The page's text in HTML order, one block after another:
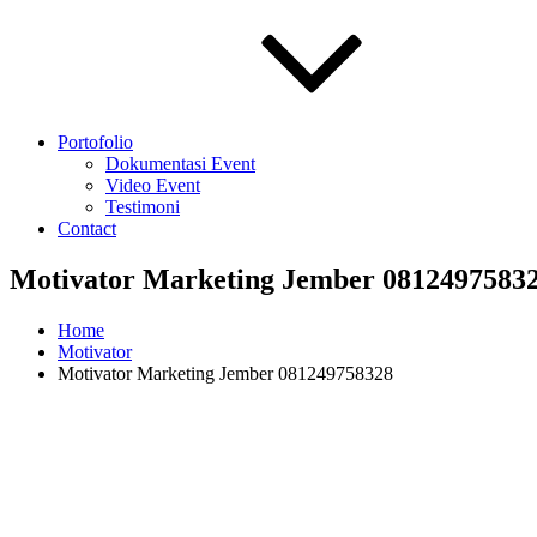
Portofolio
Dokumentasi Event
Video Event
Testimoni
Contact
Motivator Marketing Jember
Home
Motivator
Motivator Marketing Jember 081249758328